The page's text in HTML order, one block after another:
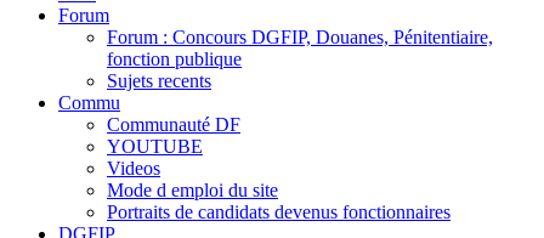
Forum
Forum : Concours DGFIP, Douanes, Pénitentiaire,
fonction publique
Sujets recents
Commu
Communauté DF
YOUTUBE
Videos
Mode d emploi du site
Portraits de candidats devenus fonctionnaires
DGFIP